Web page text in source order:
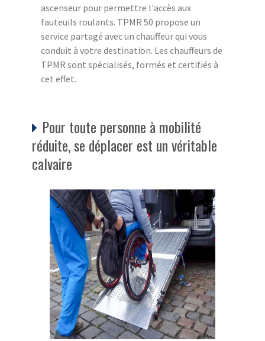
ascenseur pour permettre l'accès aux
fauteuils roulants. TPMR 50 propose un
service partagé avec un chauffeur qui vous
conduit à votre destination. Les chauffeurs de
TPMR sont spécialisés, formés et certifiés à
cet effet.
Pour toute personne à mobilité
réduite, se déplacer est un véritable
calvaire